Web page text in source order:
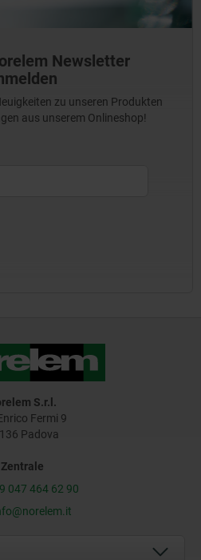
Newsletter
zu unseren Produkten
aus unserem Onlineshop!
S.r.l.
Fermi 9
Padova
Zentrale
047 464 62 90